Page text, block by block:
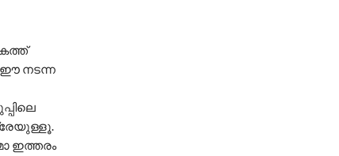
കത്ത്
ഈ നടന്ന
ഇത്തരം